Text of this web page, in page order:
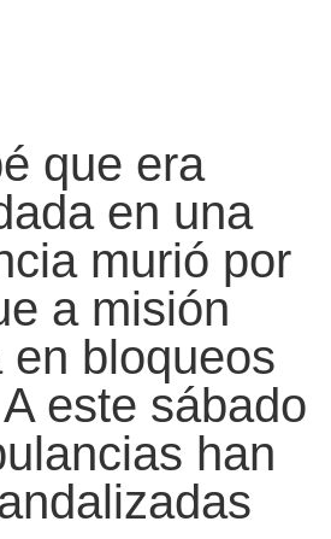
que era
en una
murió por
a misión
en bloqueos
este sábado
han